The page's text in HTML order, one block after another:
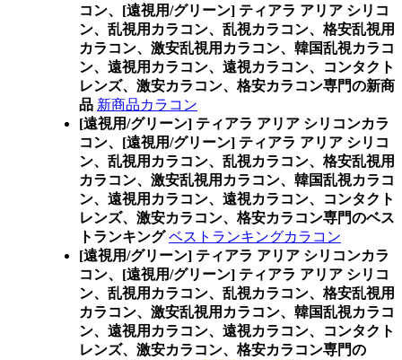
コン、 [遠視用/グリーン] ティアラ アリア シリコ
ン、乱視用カラコン、乱視カラコン、格安乱視用
カラコン、激安乱視用カラコン、韓国乱視カラコ
ン、遠視用カラコン、遠視カラコン、コンタクト
レンズ、激安カラコン、格安カラコン専門の新商
品 新商品カラコン
[遠視用/グリーン] ティアラ アリア シリコンカラ
コン、 [遠視用/グリーン] ティアラ アリア シリコ
ン、乱視用カラコン、乱視カラコン、格安乱視用
カラコン、激安乱視用カラコン、韓国乱視カラコ
ン、遠視用カラコン、遠視カラコン、コンタクト
レンズ、激安カラコン、格安カラコン専門のベス
トランキング ベストランキングカラコン
[遠視用/グリーン] ティアラ アリア シリコンカラ
コン、 [遠視用/グリーン] ティアラ アリア シリコ
ン、乱視用カラコン、乱視カラコン、格安乱視用
カラコン、激安乱視用カラコン、韓国乱視カラコ
ン、遠視用カラコン、遠視カラコン、コンタクト
レンズ、激安カラコン、格安カラコン専門の